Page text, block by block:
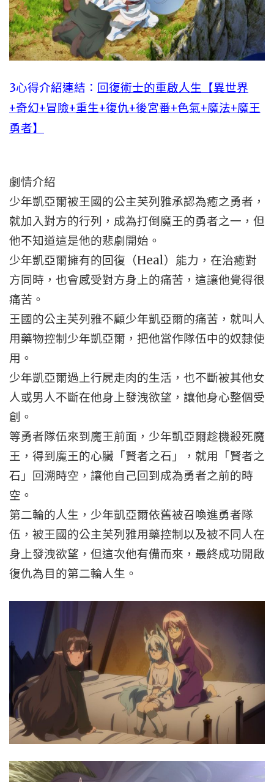
3心得介紹連結： 回復術士的重啟人生【異世界
+奇幻+冒險+重生+復仇+後宮番+色氣+魔法+魔王
勇者】
劇情介紹
少年凱亞爾被王國的公主芙列雅承認為癒之勇者，
就加入對方的行列，成為打倒魔王的勇者之一，但
他不知道這是他的悲劇開始。
少年凱亞爾擁有的回復（Heal）能力，在治癒對
方同時，也會感受對方身上的痛苦，這讓他覺得很
痛苦。
王國的公主芙列雅不顧少年凱亞爾的痛苦，就叫人
用藥物控制少年凱亞爾，把他當作隊伍中的奴隸使
用。
少年凱亞爾過上行屍走肉的生活，也不斷被其他女
人或男人不斷在他身上發洩欲望，讓他身心整個受
創。
等勇者隊伍來到魔王前面，少年凱亞爾趁機殺死魔
王，得到魔王的心臟「賢者之石」，就用「賢者之
石」回溯時空，讓他自己回到成為勇者之前的時
空。
第二輪的人生，少年凱亞爾依舊被召喚進勇者隊
伍，被王國的公主芙列雅用藥控制以及被不同人在
身上發洩欲望，但這次他有備而來，最終成功開啟
復仇為目的第二輪人生。